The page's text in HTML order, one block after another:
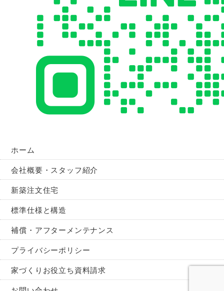
ホーム
会社概要・スタッフ紹介
新築注文住宅
標準仕様と構造
補償・アフターメンテナンス
プライバシーポリシー
家づくりお役立ち資料請求